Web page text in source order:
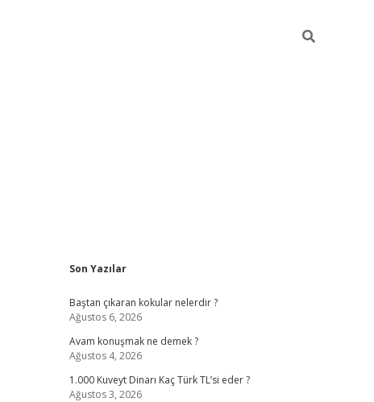
Sidebar
Son Yazılar
Baştan çıkaran kokular nelerdir ?
Ağustos 6, 2026
Avam konuşmak ne demek ?
Ağustos 4, 2026
1.000 Kuveyt Dinarı Kaç Türk TL’si eder ?
Ağustos 3, 2026